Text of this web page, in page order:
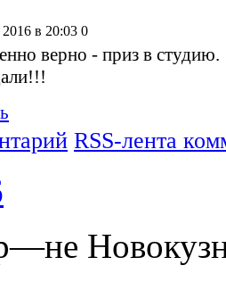
2016 в 20:03 0
верно - приз в студию.
RSS-лента